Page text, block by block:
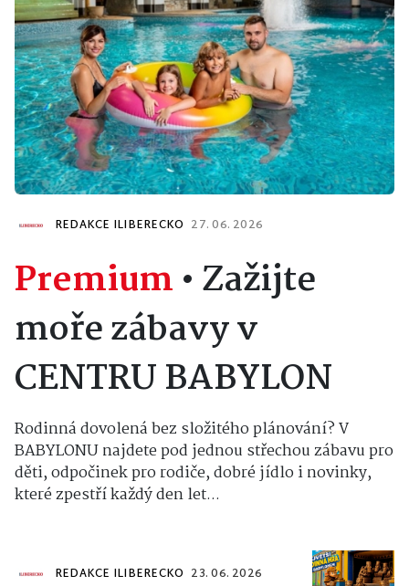
REDAKCE ILIBERECKO 27. 06. 2026
Premium•Zažijte
moře zábavy v
CENTRU BABYLON
Rodinná dovolená bez složitého plánování? V
BABYLONU najdete pod jednou střechou zábavu pro
děti, odpočinek pro rodiče, dobré jídlo i novinky,
které zpestří každý den let...
REDAKCE ILIBERECKO 23. 06. 2026